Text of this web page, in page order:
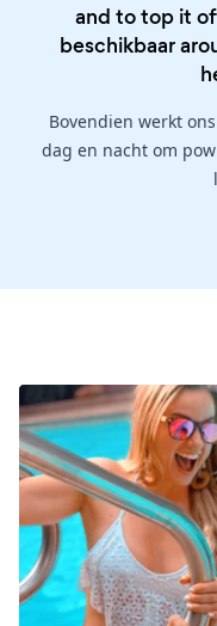
and to top it
beschikbaar
Bovendien werkt
dag en nacht om